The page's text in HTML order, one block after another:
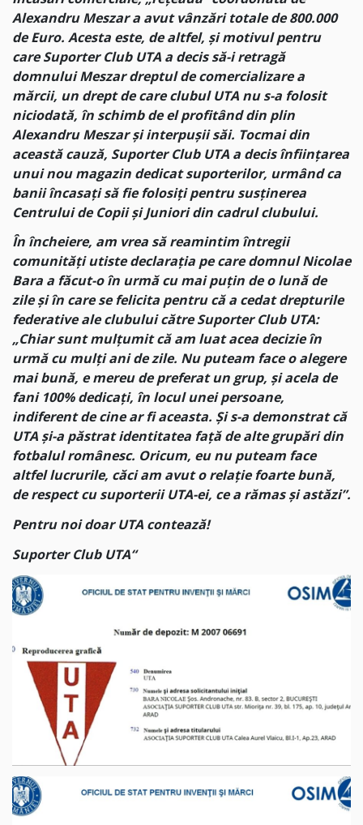
Alexandru Meszar a avut vânzări totale de 800.000
de Euro. Acesta este, de altfel, și motivul pentru
care Suporter Club UTA a decis să-i retragă
domnului Meszar dreptul de comercializare a
mărcii, un drept de care clubul UTA nu s-a folosit
niciodată, în schimb de el profitând din plin
Alexandru Meszar și interpușii săi. Tocmai din
această cauză, Suporter Club UTA a decis înființarea
unui nou magazin dedicat suporterilor, urmând ca
banii încasați să fie folosiți pentru susținerea
Centrului de Copii și Juniori din cadrul clubului.
În încheiere, am vrea să reamintim întregii
comunități utiste declarația pe care domnul Nicolae
Bara a făcut-o în urmă cu mai puțin de o lună de
zile și în care se felicita pentru că a cedat drepturile
federative ale clubului către Suporter Club UTA:
„Chiar sunt mulțumit că am luat acea decizie în
urmă cu mulți ani de zile. Nu puteam face o alegere
mai bună, e mereu de preferat un grup, și acela de
fani 100% dedicați, în locul unei persoane,
indiferent de cine ar fi aceasta. Și s-a demonstrat că
UTA și-a păstrat identitatea față de alte grupări din
fotbalul românesc. Oricum, eu nu puteam face
altfel lucrurile, căci am avut o relație foarte bună,
de respect cu suporterii UTA-ei, ce a rămas și astăzi”.
Pentru noi doar UTA contează!
Suporter Club UTA“